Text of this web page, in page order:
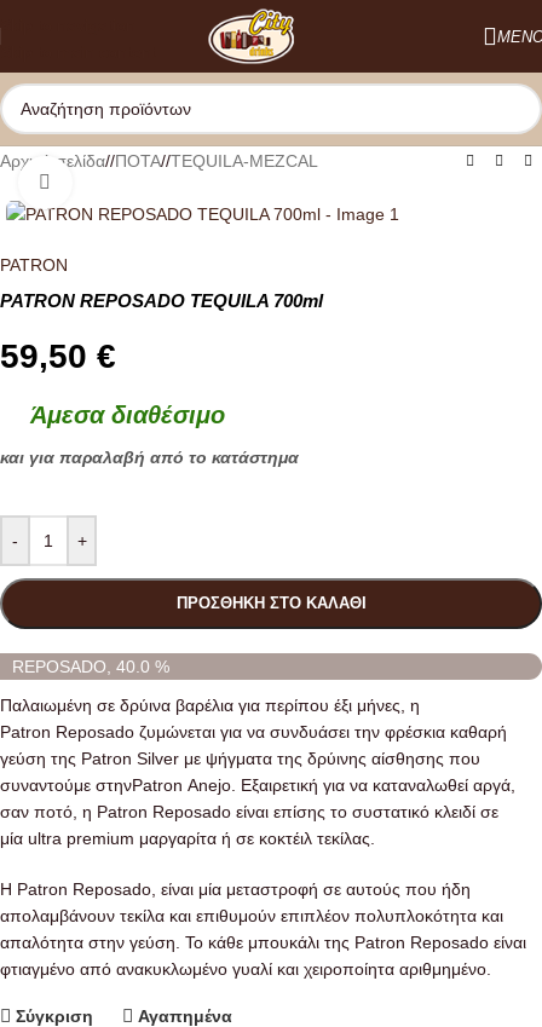
Αρχική σελίδα/ ΠΟΤΑ/ TEQUILA-MEZCAL
PATRON
PATRON REPOSADO TEQUILA 700ml
59,50 €
Άμεσα διαθέσιμο
και για παραλαβή από το κατάστημα
- +
ΠΡΟΣΘΉΚΗ ΣΤΟ ΚΑΛΆΘΙ
REPOSADO, 40.0 %
Παλαιωμένη σε δρύινα βαρέλια για περίπου έξι μήνες, η
Patron Reposado ζυμώνεται για να συνδυάσει την φρέσκια καθαρή
γεύση της Patron Silver με ψήγματα της δρύινης αίσθησης που
συναντούμε στηνPatron Anejo. Εξαιρετική για να καταναλωθεί αργά,
σαν ποτό, η Patron Reposado είναι επίσης το συστατικό κλειδί σε
μία ultra premium μαργαρίτα ή σε κοκτέιλ τεκίλας.
Η Patron Reposado, είναι μία μεταστροφή σε αυτούς που ήδη
απολαμβάνουν τεκίλα και επιθυμούν επιπλέον πολυπλοκότητα και
απαλότητα στην γεύση. Το κάθε μπουκάλι της Patron Reposado είναι
φτιαγμένο από ανακυκλωμένο γυαλί και χειροποίητα αριθμημένο.
Σύγκριση Αγαπημένα